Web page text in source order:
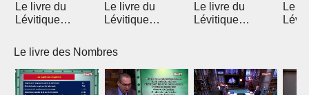
Le livre du
Lévitique
Le livre du
Lévitique
Le livre du
Lévitique
Le
Le livre des Nombres